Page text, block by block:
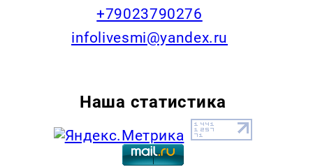
+79023790276
infolivesmi@yandex.ru
Наша статистика